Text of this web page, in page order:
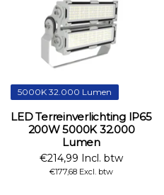
5000K 32.000 Lumen
LED Terreinverlichting IP65
200W 5000K 32.000
Lumen
€214,99 Incl. btw
€177,68 Excl. btw